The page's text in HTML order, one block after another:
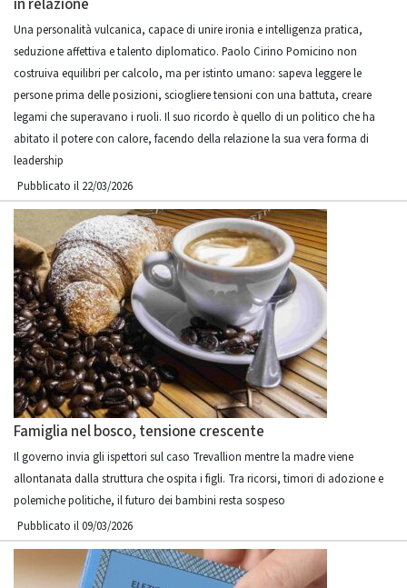
in relazione
Una personalità vulcanica, capace di unire ironia e intelligenza pratica,
seduzione affettiva e talento diplomatico. Paolo Cirino Pomicino non
costruiva equilibri per calcolo, ma per istinto umano: sapeva leggere le
persone prima delle posizioni, sciogliere tensioni con una battuta, creare
legami che superavano i ruoli. Il suo ricordo è quello di un politico che ha
abitato il potere con calore, facendo della relazione la sua vera forma di
leadership
Pubblicato il 22/03/2026
Famiglia nel bosco, tensione crescente
Il governo invia gli ispettori sul caso Trevallion mentre la madre viene
allontanata dalla struttura che ospita i figli. Tra ricorsi, timori di adozione e
polemiche politiche, il futuro dei bambini resta sospeso
Pubblicato il 09/03/2026